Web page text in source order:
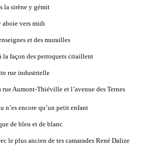
la sirène y gémit
aboie vers midi
et des murailles
la façon des perroquets criaillent
rue industrielle
rue Aumont-Thiéville et l’avenue des Ternes
n’es encore qu’un petit enfant
de bleu et de blanc
le plus ancien de tes camarades René Dalize